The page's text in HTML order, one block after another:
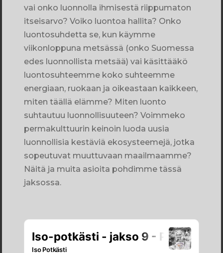
vai onko luonnolla ihmisestä riippumaton
itseisarvo? Voiko luontoa hallita? Onko
luontosuhdetta se, kun käymme
viikonloppuna metsässä (onko Suomessa
edes luonnollista metsää) vai käsittääkö
luontosuhteemme koko suhteemme
energiaan, ruokaan ja oikeastaan kaikkeen,
miten täällä elämme? Miten luonto
suhtautuu luonnollisuuteen? Voimmeko
permakulttuurin keinoin luoda uusia
luonnollisia kestäviä ekosysteemejä, jotka
sopeutuvat muuttuvaan maailmaamme?
Näitä ja muita asioita pohdimme tässä
jaksossa.